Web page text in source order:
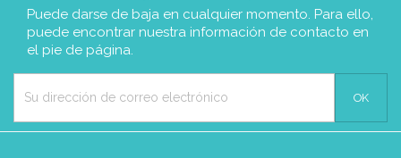
Puede darse de baja en cualquier momento. Para ello,
puede encontrar nuestra información de contacto en
el pie de página.